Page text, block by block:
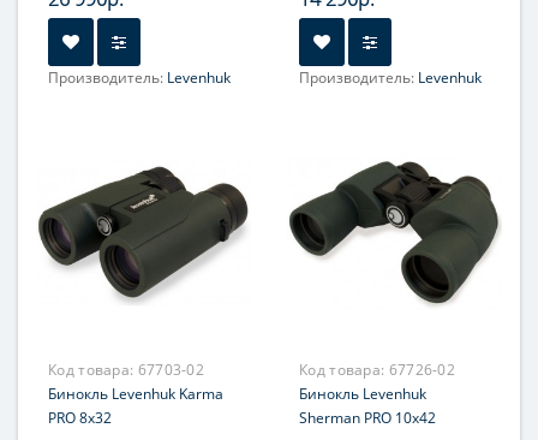
Производитель: Levenhuk
Центральная
Производитель: Levenhuk
Центральная
Код товара: 67703-02
Бинокль Levenhuk Karma
PRO 8x32
Код товара: 67726-02
Бинокль Levenhuk
Sherman PRO 10x42